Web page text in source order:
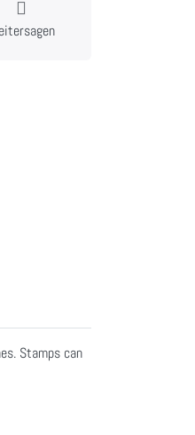
Stamps can